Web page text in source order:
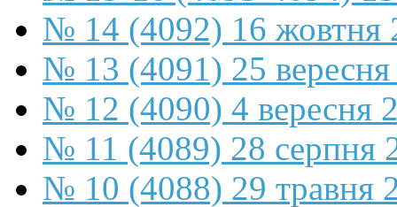
№ 14 (4092) 16 жовтня
№ 13 (4091) 25
№ 12 (4090) 4 вересня
№ 11 (4089) 28 серпня
№ 10 (4088) 29 травня